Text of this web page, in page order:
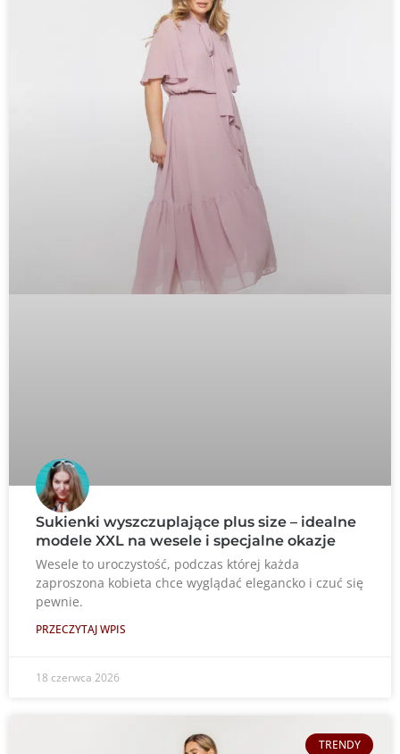
Sukienki wyszczuplające plus size – idealne
modele XXL na wesele i specjalne okazje
Wesele to uroczystość, podczas której każda
zaproszona kobieta chce wyglądać elegancko i czuć się
pewnie.
PRZECZYTAJ WPIS
18 czerwca 2026
TRENDY